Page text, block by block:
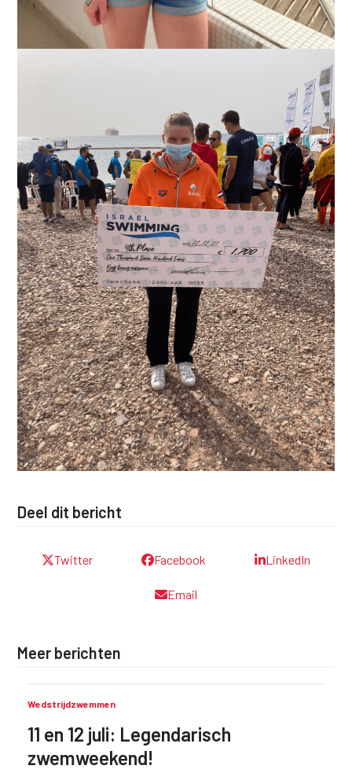
Deel dit bericht
Twitter Facebook LinkedIn
Email
Meer berichten
Wedstrijdzwemmen
11 en 12 juli: Legendarisch
zwemweekend!